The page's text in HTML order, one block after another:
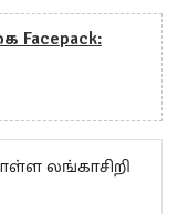
லங்காசிறி